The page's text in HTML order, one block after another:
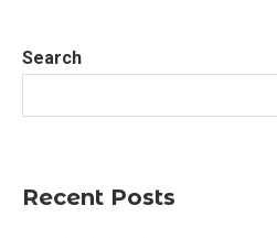
Search
Recent Posts